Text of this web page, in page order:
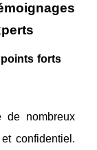
forts
de nombreux
confidentiel.